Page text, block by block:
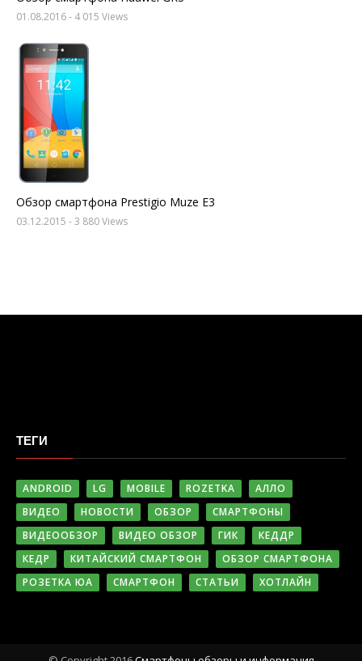
01.08.2016- 4 015 Views
Обзор смартфона Prestigio Muze E3
03.12.2015 - 3 880 Views
ТЕГИ
ANDROID LG MOBILE ROZETKA
АЛЛО
ВИДЕО
НОВОСТИ ОБЗОР
СМАРТФОНЫ
ВИДЕООБЗОР
ВИДЕО ОБЗОР ГИК
КЕДДР
КЕДР
КИТАЙСКИЙ СМАРТФОН
ОБЗОР СМАРТФОНА
РОЗЕТКА ЮА
СМАРТФОН СТАТЬИ ХОТЛАЙН